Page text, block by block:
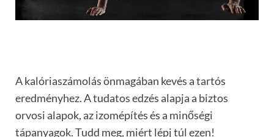
A kalóriaszámolás önmagában kevés a tartós
eredményhez. A tudatos edzés alapja a biztos
orvosi alapok, az izomépítés és a minőségi
tápanyagok. Tudd meg, miért lépj túl ezen!